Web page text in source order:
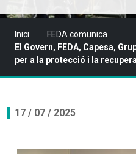
Sou a:
Inici
FEDA comunica
El Govern, FEDA, Capesa,
per a la protecció i la
17 / 07 / 2025